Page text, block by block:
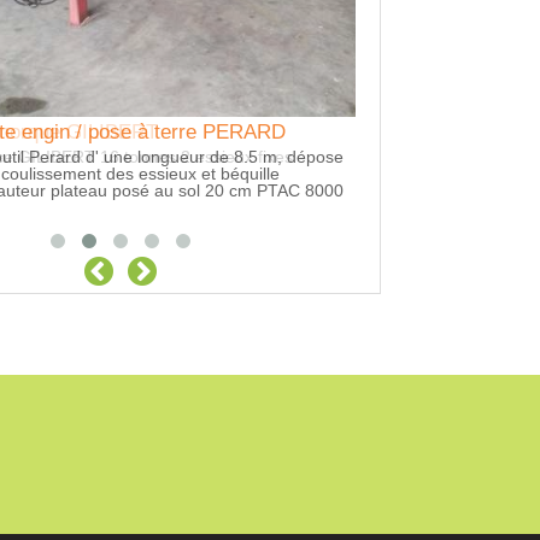
engin / pose à terre PERARD
Perard d' une longueur de 8.5 m, dépose
des essieux et béquille
plateau posé au sol 20 cm PTAC 8000
GILIBERT
GILIBERT 16 tonnes 2 essieux fixes